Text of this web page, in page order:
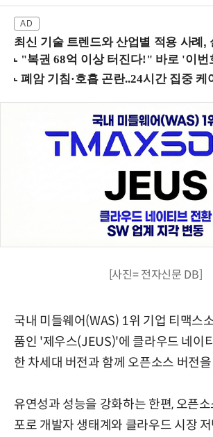
최신 기술 트렌드와 산업별 적용 사례, 실질적인 실행 전략을
[사진= 전자신문 DB]
국내 미들웨어(WAS) 1위 기업 티맥스
품인 '제우스(JEUS)'에 클라우드 네이
한 차세대 버전과 함께 오픈소스 버전
유연성과 성능을 강화하는 한편, 오픈
포로 개발자 생태계와 클라우드 시장